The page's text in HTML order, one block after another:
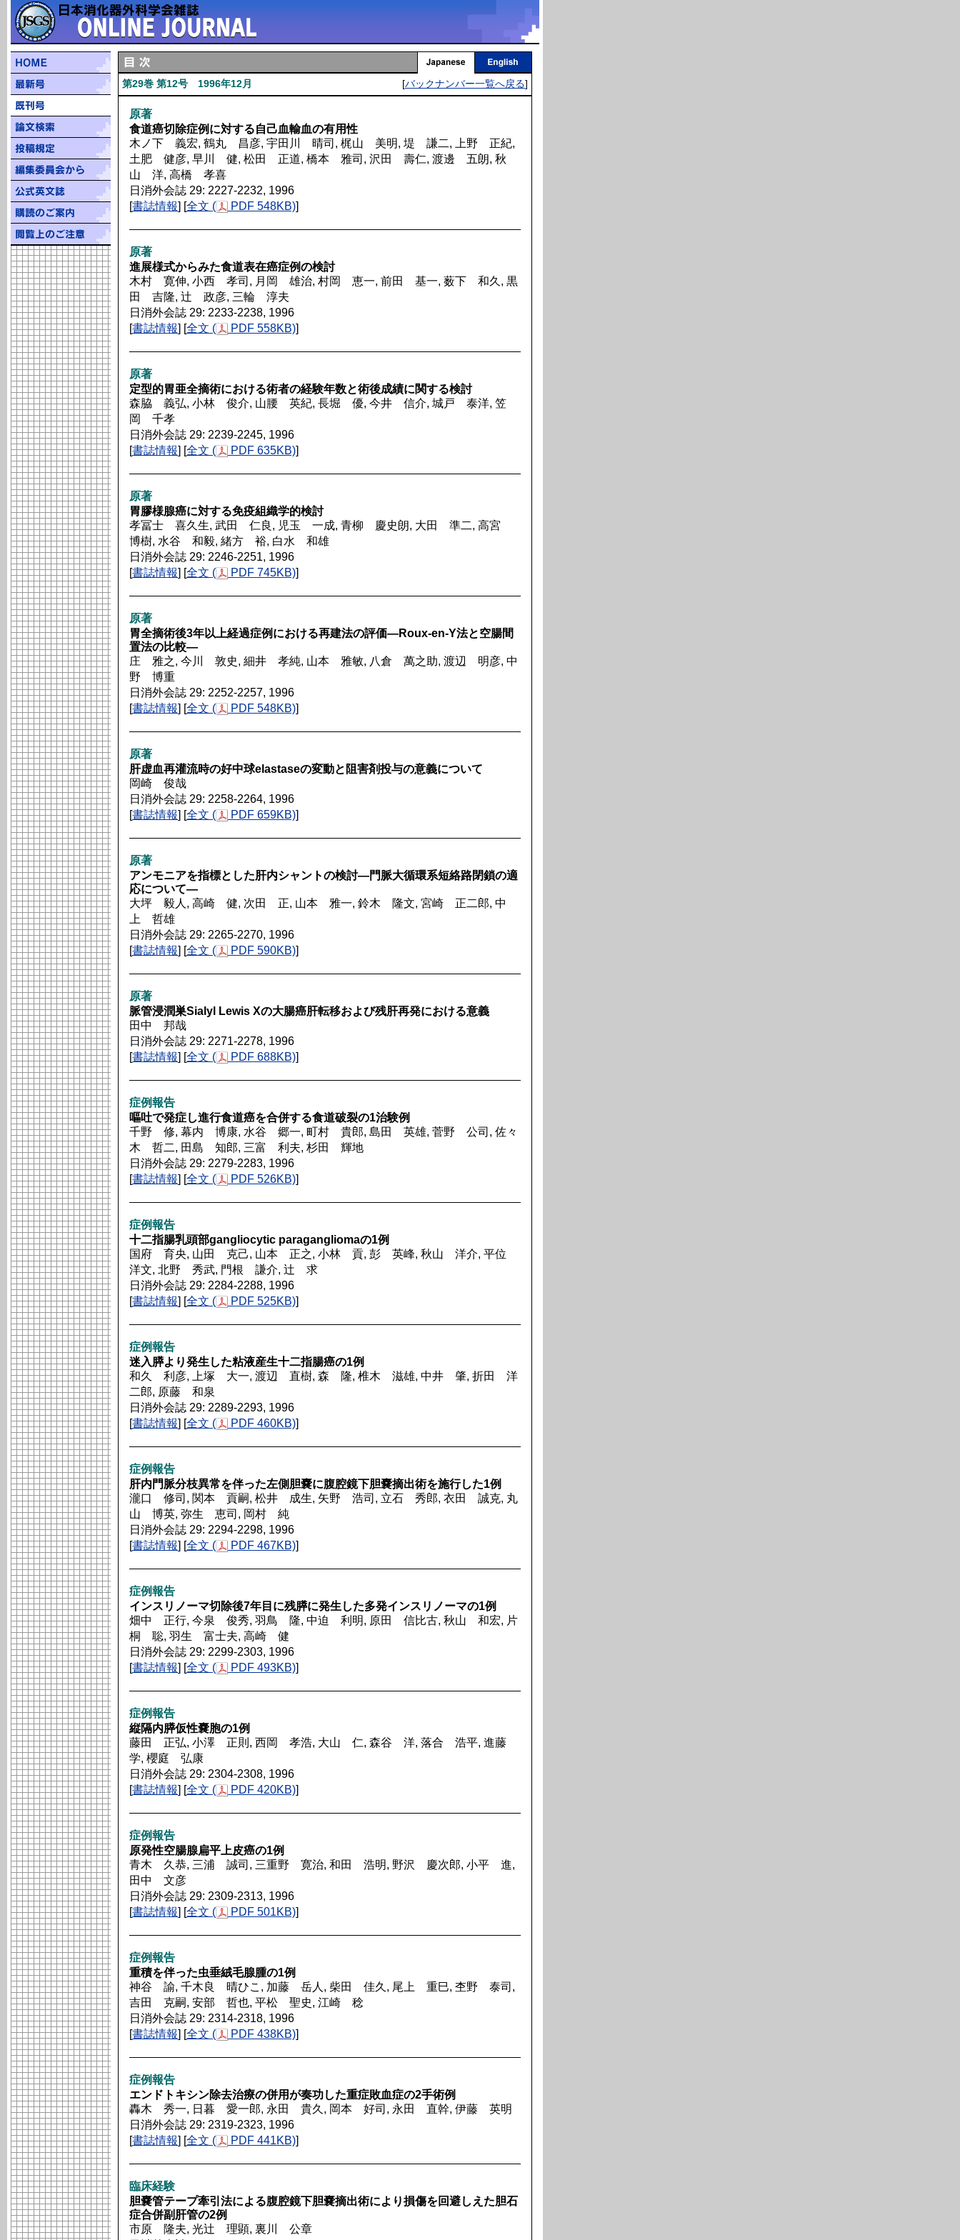
第29巻 第12号 1996年12月 [バックナンバー一覧へ戻る]
原著
食道癌切除症例に対する自己血輸血の有用性
木ノ下 義宏, 鶴丸 昌彦, 宇田川 晴司, 梶山 美明, 堤 謙二, 上野 正紀,
土肥 健彦, 早川 健, 松田 正道, 橋本 雅司, 沢田 壽仁, 渡邊 五朗, 秋
山 洋, 高橋 孝喜
日消外会誌 29: 2227-2232, 1996
[書誌情報] [全文 ( PDF 548KB)]
原著
進展様式からみた食道表在癌症例の検討
木村 寛伸, 小西 孝司, 月岡 雄治, 村岡 恵一, 前田 基一, 薮下 和久, 黒
田 吉隆, 辻 政彦, 三輪 淳夫
日消外会誌 29: 2233-2238, 1996
[書誌情報] [全文 ( PDF 558KB)]
原著
定型的胃亜全摘術における術者の経験年数と術後成績に関する検討
森脇 義弘, 小林 俊介, 山腰 英紀, 長堀 優, 今井 信介, 城戸 泰洋, 笠
岡 千孝
日消外会誌 29: 2239-2245, 1996
[書誌情報] [全文 ( PDF 635KB)]
原著
胃膠様腺癌に対する免疫組織学的検討
孝冨士 喜久生, 武田 仁良, 児玉 一成, 青柳 慶史朗, 大田 準二, 高宮
博樹, 水谷 和毅, 緒方 裕, 白水 和雄
日消外会誌 29: 2246-2251, 1996
[書誌情報] [全文 ( PDF 745KB)]
原著
胃全摘術後3年以上経過症例における再建法の評価―Roux-en-Y法と空腸間
置法の比較―
庄 雅之, 今川 敦史, 細井 孝純, 山本 雅敏, 八倉 萬之助, 渡辺 明彦, 中
野 博重
日消外会誌 29: 2252-2257, 1996
[書誌情報] [全文 ( PDF 548KB)]
原著
肝虚血再灌流時の好中球elastaseの変動と阻害剤投与の意義について
岡崎 俊哉
日消外会誌 29: 2258-2264, 1996
[書誌情報] [全文 ( PDF 659KB)]
原著
アンモニアを指標とした肝内シャントの検討―門脈大循環系短絡路閉鎖の適
応について―
大坪 毅人, 高崎 健, 次田 正, 山本 雅一, 鈴木 隆文, 宮崎 正二郎, 中
上 哲雄
日消外会誌 29: 2265-2270, 1996
[書誌情報] [全文 ( PDF 590KB)]
原著
脈管浸潤巣Sialyl Lewis Xの大腸癌肝転移および残肝再発における意義
田中 邦哉
日消外会誌 29: 2271-2278, 1996
[書誌情報] [全文 ( PDF 688KB)]
症例報告
嘔吐で発症し進行食道癌を合併する食道破裂の1治験例
千野 修, 幕内 博康, 水谷 郷一, 町村 貴郎, 島田 英雄, 菅野 公司, 佐々
木 哲二, 田島 知郎, 三富 利夫, 杉田 輝地
日消外会誌 29: 2279-2283, 1996
[書誌情報] [全文 ( PDF 526KB)]
症例報告
十二指腸乳頭部gangliocytic paragangliomaの1例
国府 育央, 山田 克己, 山本 正之, 小林 貢, 彭 英峰, 秋山 洋介, 平位
洋文, 北野 秀武, 門根 謙介, 辻 求
日消外会誌 29: 2284-2288, 1996
[書誌情報] [全文 ( PDF 525KB)]
症例報告
迷入膵より発生した粘液産生十二指腸癌の1例
和久 利彦, 上塚 大一, 渡辺 直樹, 森 隆, 椎木 滋雄, 中井 肇, 折田 洋
二郎, 原藤 和泉
日消外会誌 29: 2289-2293, 1996
[書誌情報] [全文 ( PDF 460KB)]
症例報告
肝内門脈分枝異常を伴った左側胆嚢に腹腔鏡下胆嚢摘出術を施行した1例
瀧口 修司, 関本 貢嗣, 松井 成生, 矢野 浩司, 立石 秀郎, 衣田 誠克, 丸
山 博英, 弥生 恵司, 岡村 純
日消外会誌 29: 2294-2298, 1996
[書誌情報] [全文 ( PDF 467KB)]
症例報告
インスリノーマ切除後7年目に残膵に発生した多発インスリノーマの1例
畑中 正行, 今泉 俊秀, 羽鳥 隆, 中迫 利明, 原田 信比古, 秋山 和宏, 片
桐 聡, 羽生 富士夫, 高崎 健
日消外会誌 29: 2299-2303, 1996
[書誌情報] [全文 ( PDF 493KB)]
症例報告
縦隔内膵仮性嚢胞の1例
藤田 正弘, 小澤 正則, 西岡 孝浩, 大山 仁, 森谷 洋, 落合 浩平, 進藤
学, 櫻庭 弘康
日消外会誌 29: 2304-2308, 1996
[書誌情報] [全文 ( PDF 420KB)]
症例報告
原発性空腸腺扁平上皮癌の1例
青木 久恭, 三浦 誠司, 三重野 寛治, 和田 浩明, 野沢 慶次郎, 小平 進,
田中 文彦
日消外会誌 29: 2309-2313, 1996
[書誌情報] [全文 ( PDF 501KB)]
症例報告
重積を伴った虫垂絨毛腺腫の1例
神谷 諭, 千木良 晴ひこ, 加藤 岳人, 柴田 佳久, 尾上 重巳, 杢野 泰司,
吉田 克嗣, 安部 哲也, 平松 聖史, 江崎 稔
日消外会誌 29: 2314-2318, 1996
[書誌情報] [全文 ( PDF 438KB)]
症例報告
エンドトキシン除去治療の併用が奏功した重症敗血症の2手術例
轟木 秀一, 日暮 愛一郎, 永田 貴久, 岡本 好司, 永田 直幹, 伊藤 英明
日消外会誌 29: 2319-2323, 1996
[書誌情報] [全文 ( PDF 441KB)]
臨床経験
胆嚢管テープ牽引法による腹腔鏡下胆嚢摘出術により損傷を回避しえた胆石
症合併副肝管の2例
市原 隆夫, 光辻 理顕, 裏川 公章